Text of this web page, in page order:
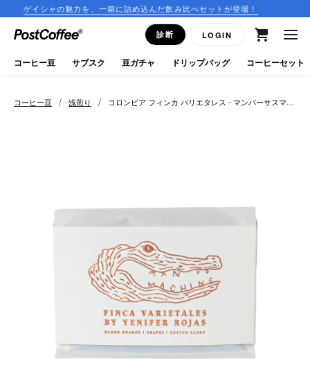
魅力を、一箱に詰め込んだ飲み比べセットが登場！
診断 LOGIN
close
ログイン
新規会員登録
コーヒー豆keyboard_arrow_right
ミルク・フード類
コーヒー豆 / 浅煎り / コロンビア フィンカ バリエタレス - マンバーサスマシ
ーン
コーヒー豆 サブスク 豆ガチャ ドリップバッグ コーヒーセット